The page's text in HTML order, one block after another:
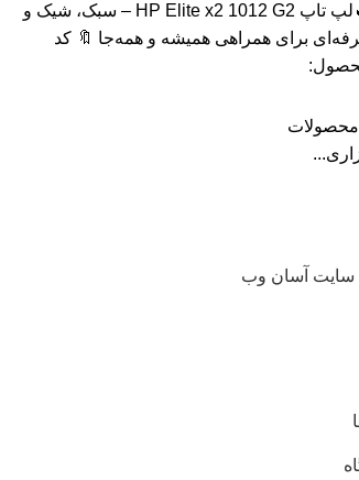
🔥لپ تاپ HP Elite x2 1012 G2 – سبک، شیک و
برای همراهی همیشه و همه‌جا 🔖 کد
محصولات
سایت آسان وب